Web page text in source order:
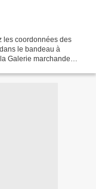
les coordonnées des
le bandeau à
Galerie marchande